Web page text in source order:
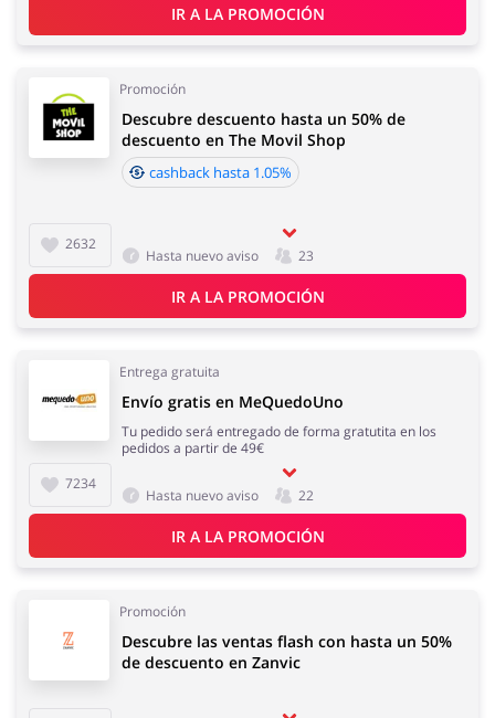
IR A LA PROMOCIÓN
Promoción
2632
Descubre descuento hasta un 50% de
descuento en The Movil Shop
cashback hasta 1.05%
Hasta nuevo aviso 23
IR A LA PROMOCIÓN
Entrega gratuita
7234
Envío gratis en MeQuedoUno
Tu pedido será entregado de forma gratutita en los
pedidos a partir de 49€
Hasta nuevo aviso 22
IR A LA PROMOCIÓN
Promoción
Descubre las ventas flash con hasta un 50%
de descuento en Zanvic